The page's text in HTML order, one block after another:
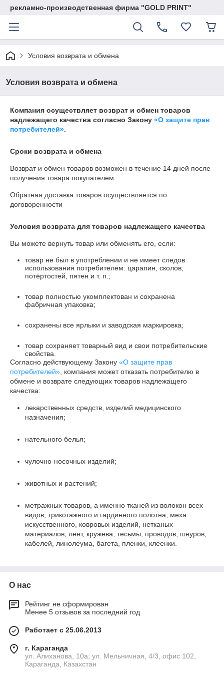
рекламно-производственная фирма "GOLD PRINT"
Условия возврата и обмена
Условия возврата и обмена
Компания осуществляет возврат и обмен товаров
надлежащего качества согласно Закону «О защите прав
потребителей».
Сроки возврата и обмена
Возврат и обмен товаров возможен в течение 14 дней после
получения товара покупателем.
Обратная доставка товаров осуществляется по
договоренности
Условия возврата для товаров надлежащего качества
Вы можете вернуть товар или обменять его, если:
товар не был в употреблении и не имеет следов
использования потребителем: царапин, сколов,
потёртостей, пятен и т. п.;
товар полностью укомплектован и сохранена
фабричная упаковка;
сохранены все ярлыки и заводская маркировка;
товар сохраняет товарный вид и свои потребительские
свойства.
Согласно действующему Закону «О защите прав
потребителей» , компания может отказать потребителю в
обмене и возврате следующих товаров надлежащего
качества:
лекарственных средств, изделий медицинского
назначения;
нательного белья;
чулочно-носочных изделий;
животных и растений;
метражных товаров, а именно тканей из волокон всех
видов, трикотажного и гардинного полотна, меха
искусственного, ковровых изделий, нетканых
материалов, лент, кружева, тесьмы, проводов, шнуров,
кабелей, линолеума, багета, пленки, клеенки.
О нас
Рейтинг не сформирован
Менее 5 отзывов за последний год
Работает с 25.06.2013
г. Караганда
ул. Алиханова, 10а; ул. Мельничная, 4/3, офис 102,
Караганда, Казахстан